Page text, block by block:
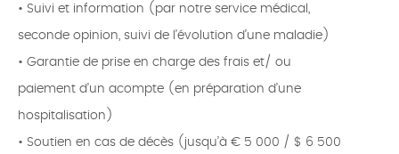
• Suivi et information (par notre service médical,
seconde opinion, suivi de l’évolution d’une maladie)
• Garantie de prise en charge des frais et/ ou
paiement d’un acompte (en préparation d’une
hospitalisation)
• Soutien en cas de décès (jusqu’à € 5 000 / $ 6 500